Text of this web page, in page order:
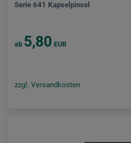
Serie 641 Kapselpinsel
ab 5,80 EUR
zzgl. Versandkosten